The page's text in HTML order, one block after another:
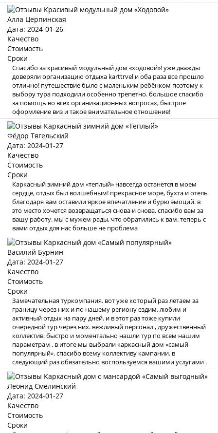
Алла Церпинская
Дата: 2024-01-26
Качество
Стоимость
Сроки
Спасибо за красивый модульный дом «ходовой»! уже дважды
доверяли организацию отдыха karttrvel и оба раза все прошло
отлично! путешествие было с маленьким ребёнком поэтому к
выбору тура подходили особенно трепетно. большое спасибо
за помощь во всех организационных вопросах, быстрое
оформление виз и такое внимательное отношение!
Фёдор Тягельский
Дата: 2024-01-27
Качество
Стоимость
Сроки
Каркасный зимний дом «теплый» навсегда останется в моем
сердце, отдых был волшебным! прекрасное море, бухта и отель
благодаря вам оставили яркое впечатление и бурю эмоций. в
это место хочется возвращаться снова и снова. спасибо вам за
вашу работу. мы с мужем рады, что обратились к вам. теперь с
вами отдых для нас больше не проблема
Василий Бурнин
Дата: 2024-01-27
Качество
Стоимость
Сроки
Замечательная туркомпания. вот уже который раз летаем за
границу через них и по нашему региону ездим, любим и
активный отдых на пару дней. и в этот раз тоже купили
очередной тур через них. вежливый персонал , дружественный
коллектив. быстро и моментально нашли тур по всем нашим
параметрам , в итоге мы выбрали каркасный дом «самый
популярный». спасибо всему коллективу кампании. в
следующий раз обязательно воспользуемся вашими услугами .
Леонид Смелинский
Дата: 2024-01-27
Качество
Стоимость
Сроки